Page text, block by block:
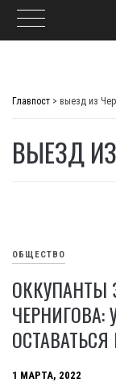
Главпост > выезд из
ВЫЕЗД
ОБЩЕСТВО
ЧЕРНИГОВА:
1 МАРТА, 2022